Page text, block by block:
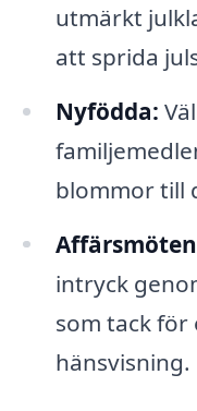
utmärkt
att sprida
Nyfödda:
blommor till
intryck
som tack
hänsvisning.